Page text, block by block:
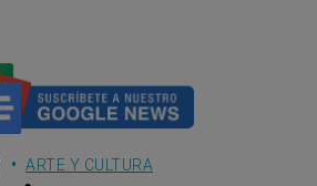
ARTE Y CULTURA